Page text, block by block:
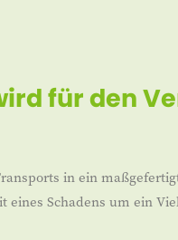
für den
in ein
eines Schadens um ein